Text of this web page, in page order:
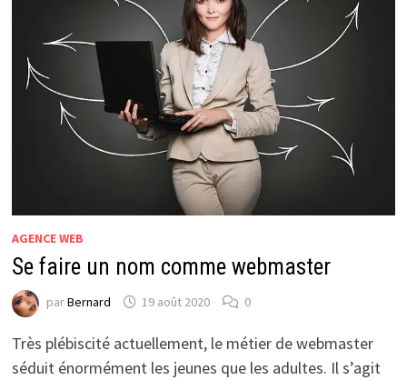
AGENCE WEB
Se faire un nom comme webmaster
parBernard 19 août 2020 0
Très plébiscité actuellement, le métier de webmaster
séduit énormément les jeunes que les adultes. Il s’agit